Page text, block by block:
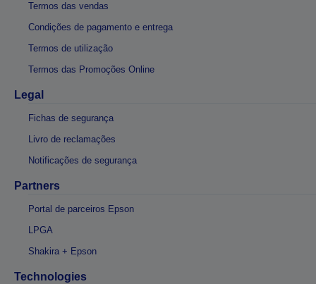
Termos das vendas
Condições de pagamento e entrega
Termos de utilização
Termos das Promoções Online
Legal
Fichas de segurança
Livro de reclamações
Notificações de segurança
Partners
Portal de parceiros Epson
LPGA
Shakira + Epson
Technologies